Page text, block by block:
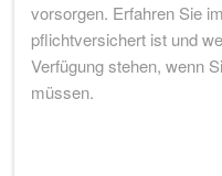
vorsorgen. Erfahren Sie
pflichtversichert ist und
Verfügung stehen, wenn
müssen.